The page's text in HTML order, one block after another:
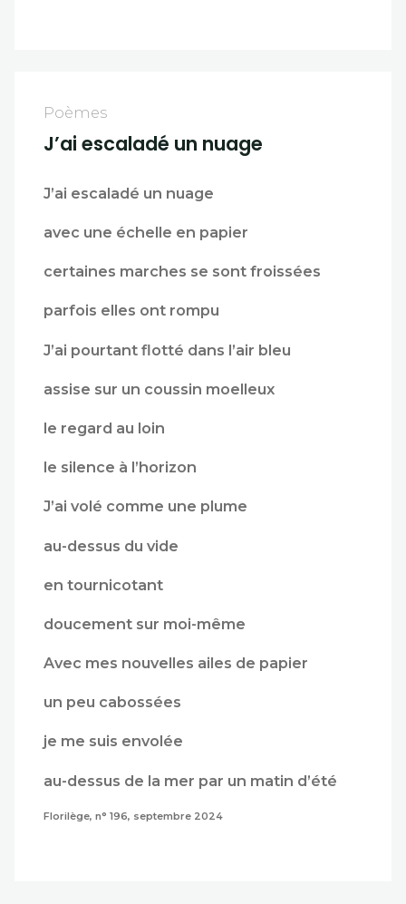
Poèmes
J’ai escaladé un nuage
J’ai escaladé un nuage
avec une échelle en papier
certaines marches se sont froissées
parfois elles ont rompu
J’ai pourtant flotté dans l’air bleu
assise sur un coussin moelleux
le regard au loin
le silence à l’horizon
J’ai volé comme une plume
au-dessus du vide
en tournicotant
doucement sur moi-même
Avec mes nouvelles ailes de papier
un peu cabossées
je me suis envolée
au-dessus de la mer par un matin d’été
Florilège, n° 196, septembre 2024